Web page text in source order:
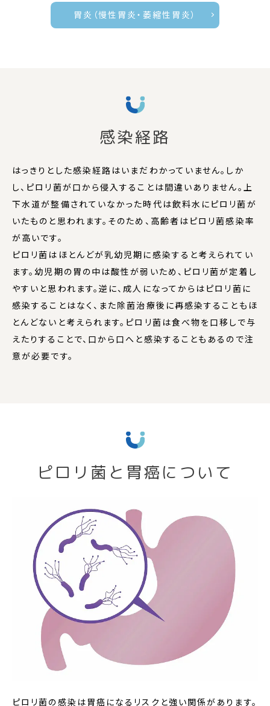
胃炎（慢性胃炎・萎縮性胃炎）
感染経路
はっきりとした感染経路はいまだわかっていません。しか
し、ピロリ菌が口から侵入することは間違いありません。上
下水道が整備されていなかった時代は飲料水にピロリ菌が
いたものと思われます。そのため、高齢者はピロリ菌感染率
が高いです。
ピロリ菌はほとんどが乳幼児期に感染すると考えられてい
ます。幼児期の胃の中は酸性が弱いため、ピロリ菌が定着し
やすいと思われます。逆に、成人になってからはピロリ菌に
感染することはなく、また除菌治療後に再感染することもほ
とんどないと考えられます。ピロリ菌は食べ物を口移しで与
えたりすることで、口から口へと感染することもあるので注
意が必要です。
ピロリ菌と胃癌について
ピロリ菌の感染は胃癌になるリスクと強い関係があります。